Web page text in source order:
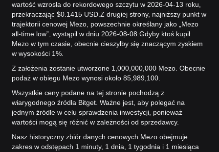
wartość wzrosła do rekordowego szczytu w 2026-04-13 roku,
przekraczając $0.1415 USD. Z drugiej strony, najniższy punkt w
trajektorii cenowej Mezo, powszechnie określany jako „Mezo
all-time low”, wystąpił w dniu 2026-08-08. Gdyby ktoś kupił
Mezo w tym czasie, obecnie cieszyłby się znaczącym zyskiem
w wysokości 1%.
Z założenia zostanie utworzone 1,000,000,000 Mezo. Obecnie
podaż w obiegu Mezo wynosi około 85,989,100.
Wszystkie ceny podane na tej stronie pochodzą z
wiarygodnego źródła Bitget. Ważne jest, aby polegać na
jednym źródle w celu sprawdzenia inwestycji, ponieważ
wartości mogą się różnić w zależności od sprzedawcy.
Nasz historyczny zbiór danych cenowych Mezo obejmuje
zakres w odstępach 1 minuty, 1 dnia, 1 tygodnia i 1 miesiąca